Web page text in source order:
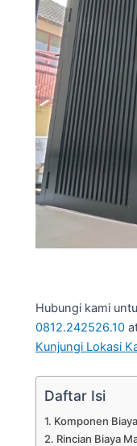
Hubungi kami
0812.242526.10
Kunjungi Lokasi
Daftar Isi
Komponen
Rincian Biaya